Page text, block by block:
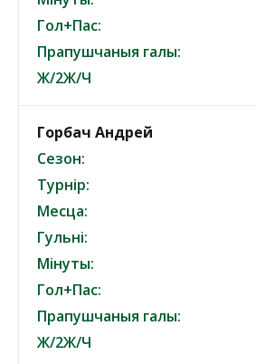
Гол+Пас:
Прапушчаныя галы:
Ж/2Ж/Ч
Горбач Андрей
Сезон:
Турнір:
Месца:
Гульні:
Мінуты:
Гол+Пас:
Прапушчаныя галы:
Ж/2Ж/Ч